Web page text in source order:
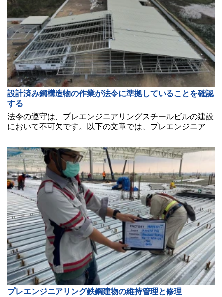
設計済み鋼構造物の作業が法令に準拠していることを確認
する
法令の遵守は、プレエンジニアリングスチールビルの建設
において不可欠です。以下の文章では、プレエンジニアリ
て探ります。
プレエンジニアリング鉄鋼建物の維持管理と修理